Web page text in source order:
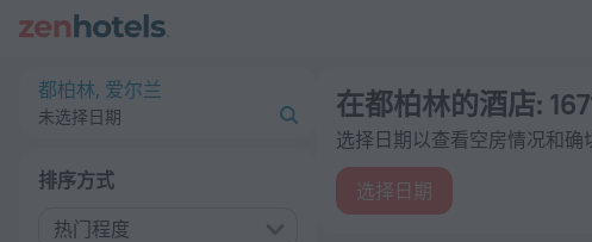
都柏林, 爱尔兰
未选择日期
排序方式
热门程度
在都柏林的酒店:
选择日期以查看空房情况和确
选择日期
20 强 在都柏林的酒店 2026起价 ¥ 1,009 - 在 ZenHotels.com 上预订